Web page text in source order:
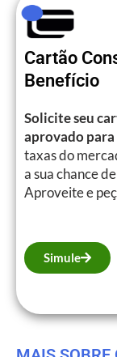
Cartão
Benefício
Solicite seu
aprovado para
taxas do
a sua chance
Aproveite e
Simule